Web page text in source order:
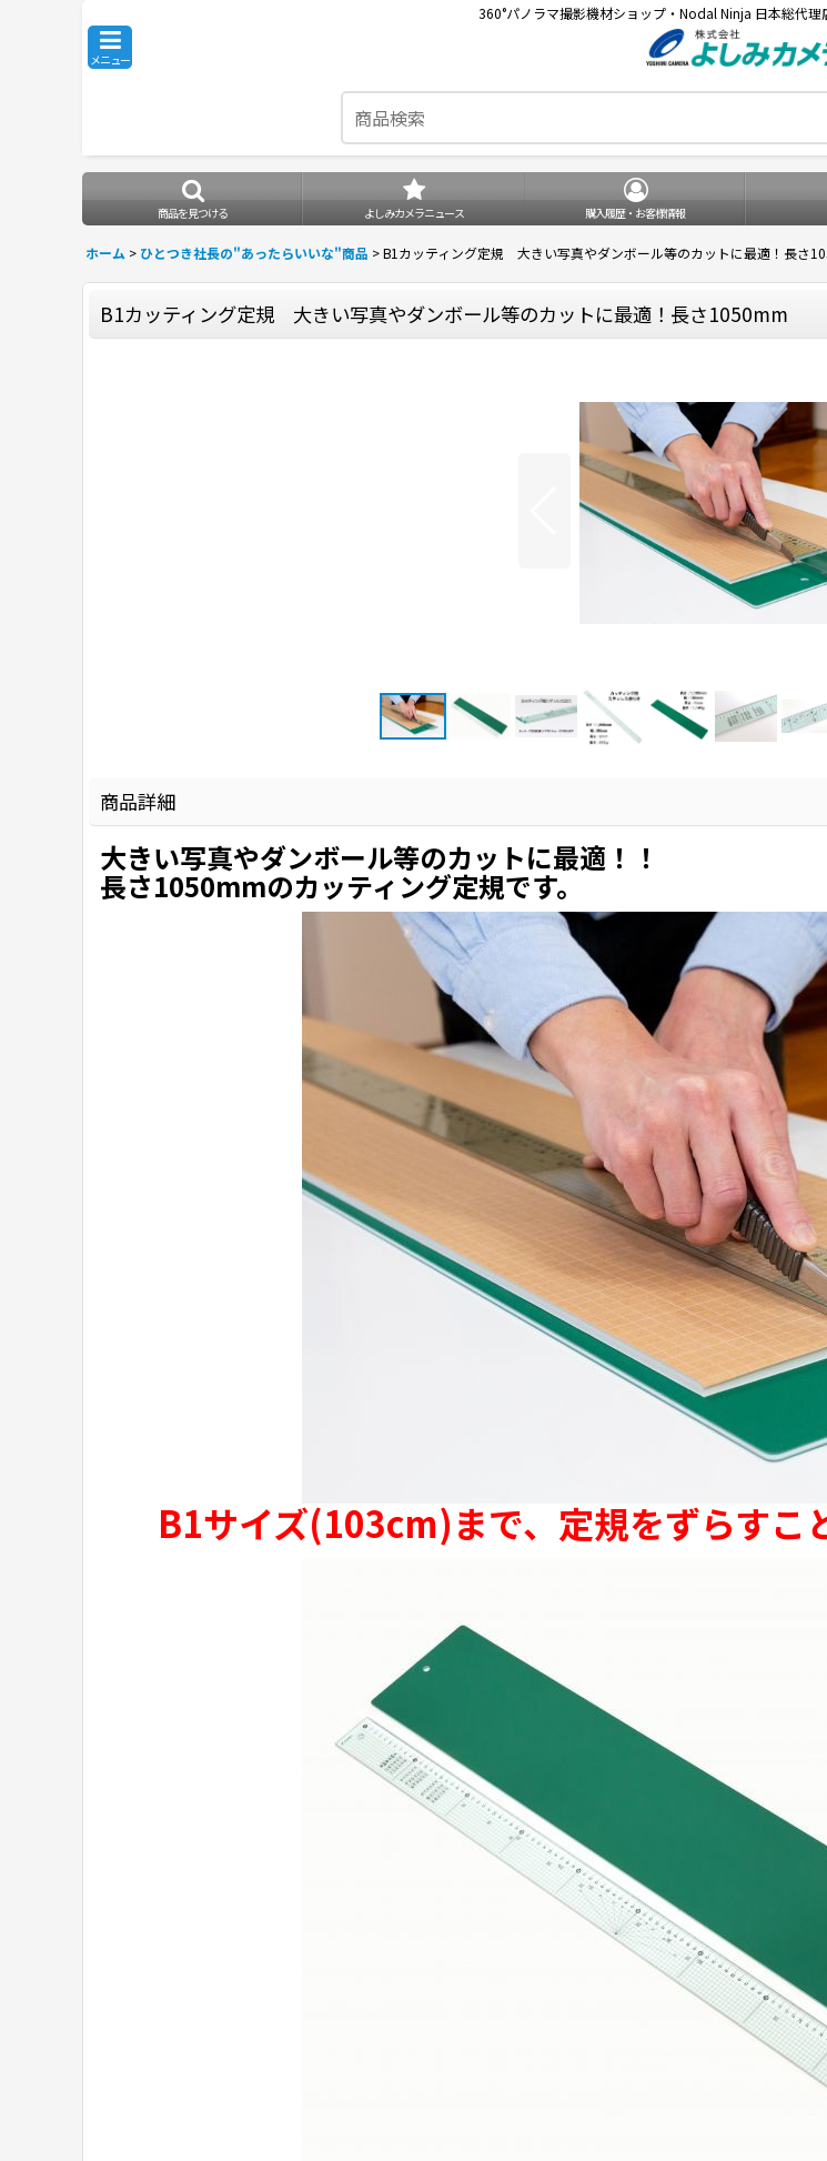
360°パノラマ撮影機材ショップ・Nodal Ninja 日本総代
メニュー
商品を見つける よしみカメラニュース 購入履歴・お客様情報
ホーム > ひとつき社長の"あったらいいな"商品 >B1カッティング定規 大きい写真やダンボール等のカットに最適！長さ
B1カッティング定規 大きい写真やダンボール等のカットに最適！長さ1050mm
商品詳細
大きい写真やダンボール等のカットに最適！！
長さ1050mmのカッティング定規です。
B1サイズ(103cm)まで、定規をずらすこ